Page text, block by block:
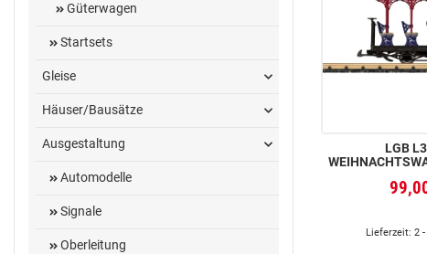
LGB
Lieferzeit: 2
Güterwagen
Startsets
Gleise
Häuser/Bausätze
Ausgestaltung
Automodelle
Signale
Oberleitung